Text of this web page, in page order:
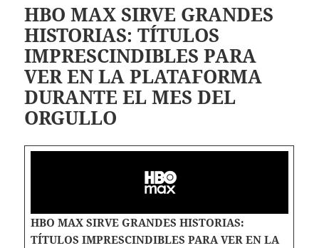
HBO MAX SIRVE GRANDES
HISTORIAS: TÍTULOS
IMPRESCINDIBLES PARA
VER EN LA PLATAFORMA
DURANTE EL MES DEL
ORGULLO
HBO MAX SIRVE GRANDES HISTORIAS:
TÍTULOS IMPRESCINDIBLES PARA VER EN LA